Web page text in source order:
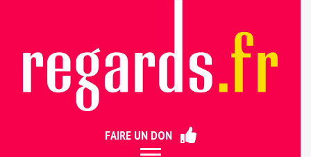
FAIRE UN DON